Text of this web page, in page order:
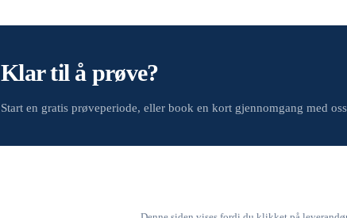
Klar til å prøve?
Start en gratis prøveperiode, eller book en kort gjennomgang med